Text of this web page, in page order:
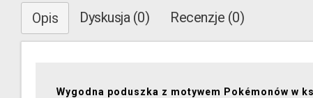
Opis Dyskusja (0) Recenzje (0)
Wygodna poduszka z motywem Pokémonów w